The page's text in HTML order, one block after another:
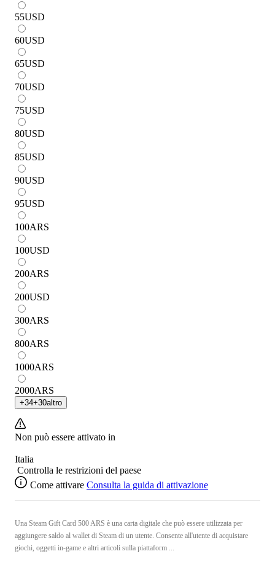
55USD
60USD
65USD
70USD
75USD
80USD
85USD
90USD
95USD
100ARS
100USD
200ARS
200USD
300ARS
800ARS
1000ARS
2000ARS
+34+30altro
Non può essere attivato in
Italia
Controlla le restrizioni del paese
Come attivare Consulta la guida di attivazione
Una Steam Gift Card 500 ARS è una carta digitale che può essere utilizzata per
aggiungere saldo al wallet di Steam di un utente. Consente all'utente di acquistare
giochi, oggetti in-game e altri articoli sulla piattaform ...